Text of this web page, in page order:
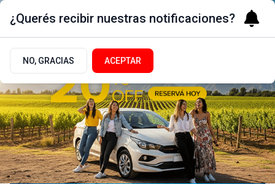
¿Querés recibir nuestras notificaciones?
NO, GRACIAS ACEPTAR